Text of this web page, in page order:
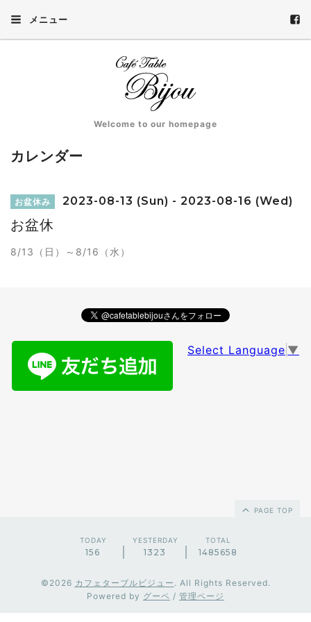
メニュー
Welcome to our homepage
カレンダー
お盆休み 2023-08-13 (Sun) - 2023-08-16 (Wed)
お盆休
8/13（日）～8/16（水）
Select Language ▼
PAGE TOP
TODAY
156
YESTERDAY
1323
TOTAL
1485658
©2026 カフェターブルビジュー . All Rights Reserved.
Powered by グーペ / 管理ページ